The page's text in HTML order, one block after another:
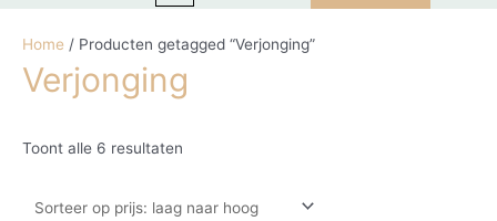
Home / Producten getagged “Verjonging”
Verjonging
Toont alle 6 resultaten